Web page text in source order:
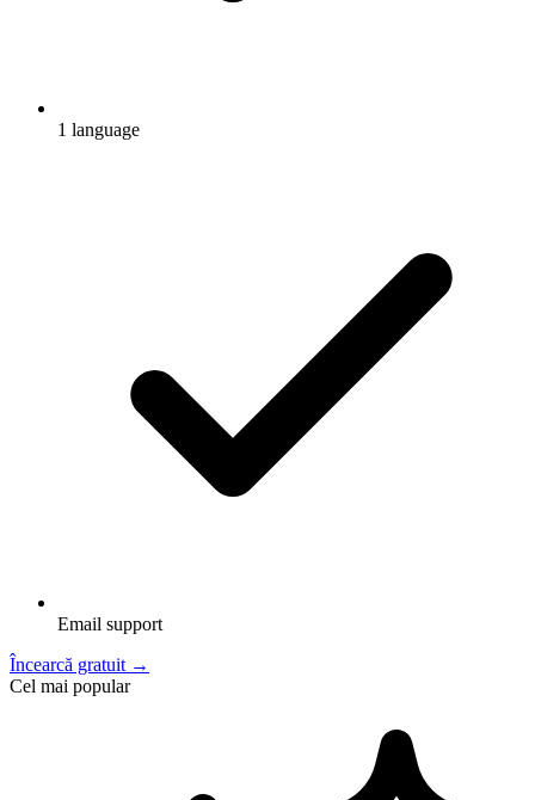
1 language
Email support
Încearcă gratuit →
Cel mai popular